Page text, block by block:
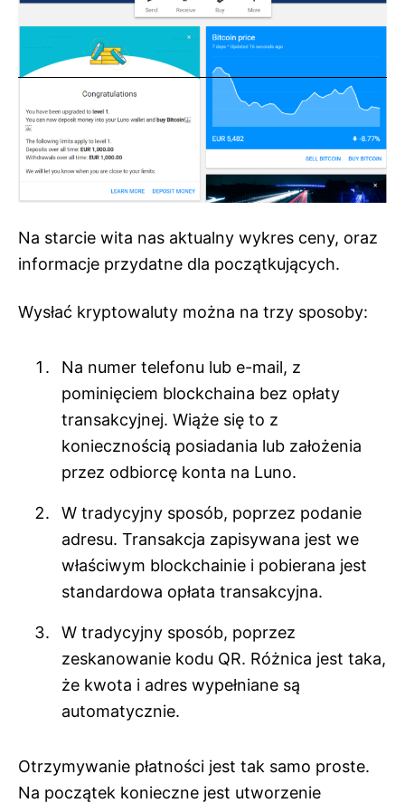
Na starcie wita nas aktualny wykres ceny, oraz
informacje przydatne dla początkujących.
Wysłać kryptowaluty można na trzy sposoby:
Na numer telefonu lub e-mail, z
pominięciem blockchaina bez opłaty
transakcyjnej. Wiąże się to z
koniecznością posiadania lub założenia
przez odbiorcę konta na Luno.
W tradycyjny sposób, poprzez podanie
adresu. Transakcja zapisywana jest we
właściwym blockchainie i pobierana jest
standardowa opłata transakcyjna.
W tradycyjny sposób, poprzez
zeskanowanie kodu QR. Różnica jest taka,
że kwota i adres wypełniane są
automatycznie.
Otrzymywanie płatności jest tak samo proste.
Na początek konieczne jest utworzenie